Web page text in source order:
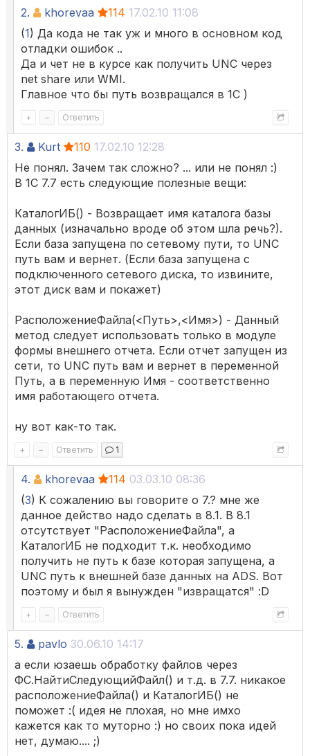
2. khorevaa 114 17.02.10 11:08
(1) Да кода не так уж и много в основном код
отладки ошибок ..
Да и чет не в курсе как получить UNС через
net share или WMI.
Главное что бы путь возвращался в 1С )
+ – Ответить
3. Kurt 110 17.02.10 12:28
Не понял. Зачем так сложно? ... или не понял :)
В 1С 7.7 есть следующие полезные вещи:
КаталогИБ() - Возвращает имя каталога базы
данных (изначально вроде об этом шла речь?).
Если база запущена по сетевому пути, то UNC
путь вам и вернет. (Если база запущена с
подключенного сетевого диска, то извините,
этот диск вам и покажет)
РасположениеФайла(<Путь>,<Имя>) - Данный
метод следует использовать только в модуле
формы внешнего отчета. Если отчет запущен из
сети, то UNC путь вам и вернет в переменной
Путь, а в переменную Имя - соответственно
имя работающего отчета.
ну вот как-то так.
+ – Ответить 1
4. khorevaa 114 03.03.10 08:36
(3) К сожалению вы говорите о 7.? мне же
данное действо надо сделать в 8.1. В 8.1
отсутствует "РасположениеФайла", а
КаталогИБ не подходит т.к. необходимо
получить не путь к базе которая запущена, а
UNC путь к внешней базе данных на ADS. Вот
поэтому и был я вынужден "извращатся" :D
+ – Ответить
5. pavlo 30.06.10 14:17
а если юзаешь обработку файлов через
ФС.НайтиСледующийФайл() и т.д. в 7.7. никакое
расположениеФайла() и КаталогИБ() не
поможет :( идея не плохая, но мне имхо
кажется как то муторно :) но своих пока идей
нет, думаю.... ;)